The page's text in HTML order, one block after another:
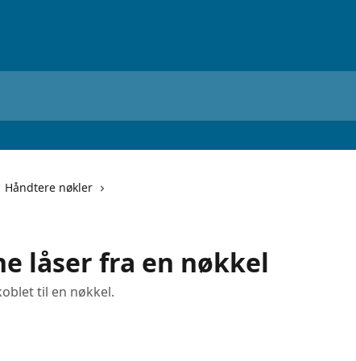
Håndtere nøkler
låser fra en nøkkel
til en nøkkel.